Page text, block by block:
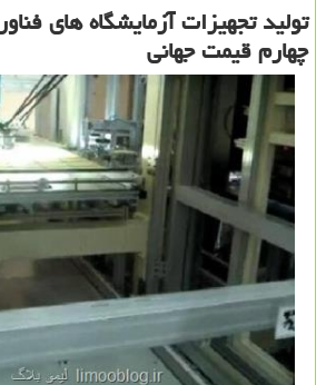
تولید تجهیزات آزمایشگاه های
چهارم قیمت جهانی